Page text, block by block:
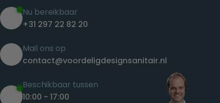
Nu bereikbaar
+31 297 22 82 20
Mail ons op
contact@voordeligdesignsanitair.nl
Beschikbaar tussen
10:00 - 17:00